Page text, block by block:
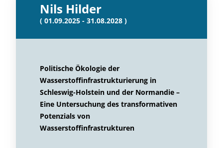
Nils Hilder
( 01.09.2025 - 31.08.2028 )
Politische Ökologie der
Wasserstoffinfrastrukturierung in
Schleswig-Holstein und der Normandie –
Eine Untersuchung des transformativen
Potenzials von
Wasserstoffinfrastrukturen